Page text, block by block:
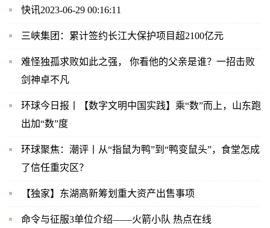
快讯2023-06-29 00:16:11
三峡集团：累计签约长江大保护项目超2100亿元
难怪独孤求败如此之强， 你看他的父亲是谁？一招击败
剑神卓不凡
环球今日报丨【数字文明中国实践】乘“数”而上，山东跑
出加“数”度
环球聚焦：潮评丨从“指鼠为鸭”到“鸭变鼠头”，食堂怎成
了信任重灾区？
【独家】东湖高新筹划重大资产出售事项
命令与征服3单位介绍——火箭小队 热点在线